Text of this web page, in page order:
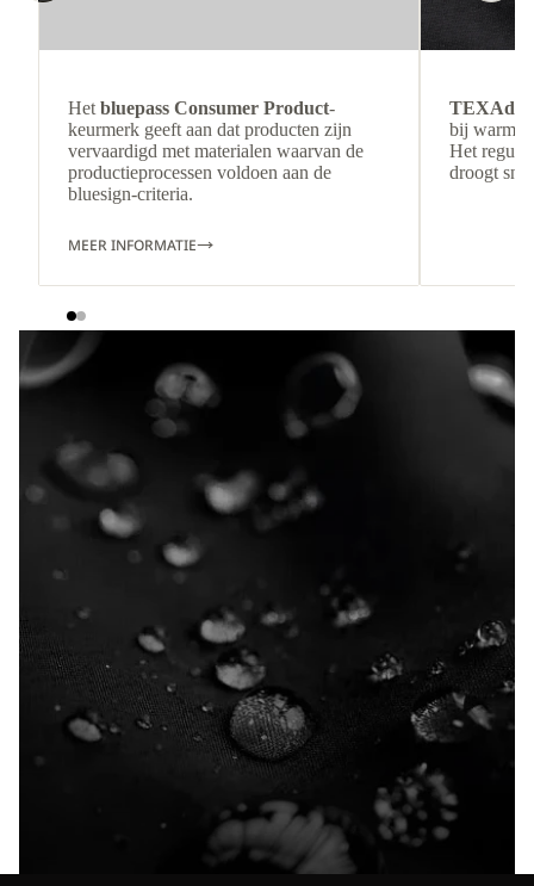
Het bluepass Consumer Product-
keurmerk geeft aan dat producten zijn
vervaardigd met materialen waarvan de
productieprocessen voldoen aan de
bluesign-criteria.
MEER INFORMATIE
TEXAdri
bij warmer
Het
droogt